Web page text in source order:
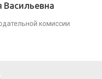
комиссии